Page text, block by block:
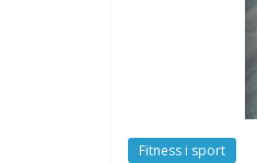
Fitness i sport